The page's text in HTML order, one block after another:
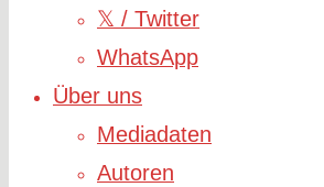
𝕏 / Twitter
WhatsApp
Über uns
Mediadaten
Autoren